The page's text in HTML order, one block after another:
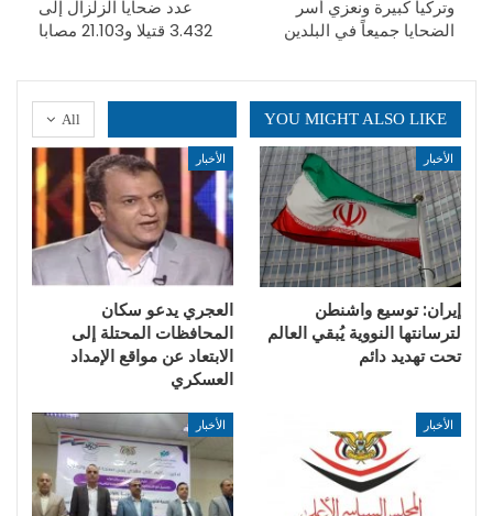
وتركيا كبيرة ونعزي أسر
الضحايا جميعاً في البلدين
عدد ضحايا الزلزال إلى
3.432 قتيلا و21.103 مصابا
All YOU MIGHT ALSO LIKE
الأخبار
إيران: توسيع واشنطن
لترسانتها النووية يُبقي العالم
تحت تهديد دائم
الأخبار
العجري يدعو سكان
المحافظات المحتلة إلى
الابتعاد عن مواقع الإمداد
العسكري
الأخبار الأخبار